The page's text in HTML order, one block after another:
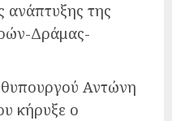
ανάπτυξης της
Δράμας-
Αντώνη
κήρυξε ο